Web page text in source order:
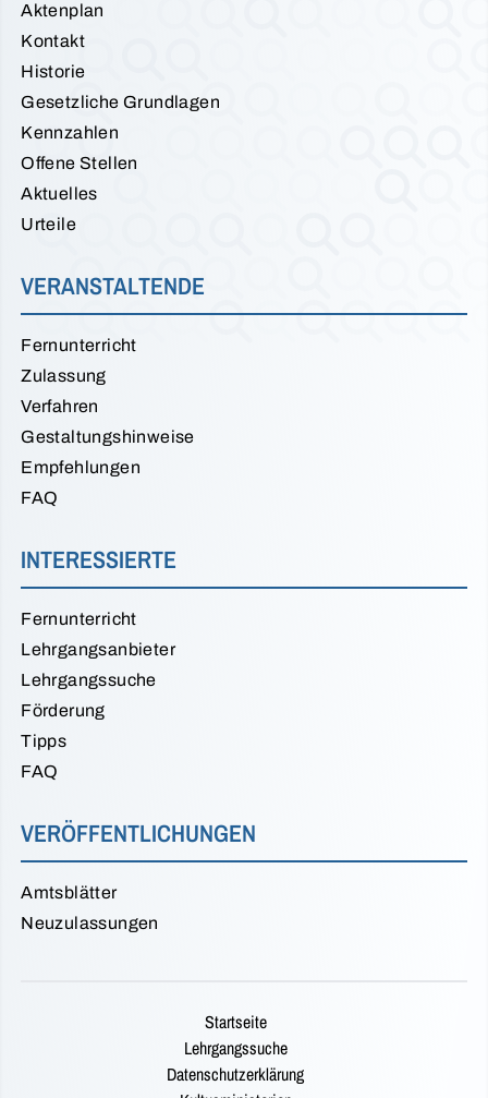
Aktenplan
Kontakt
Historie
Gesetzliche Grundlagen
Kennzahlen
Offene Stellen
Aktuelles
Urteile
VERANSTALTENDE
Fernunterricht
Zulassung
Verfahren
Gestaltungshinweise
Empfehlungen
FAQ
INTERESSIERTE
Fernunterricht
Lehrgangsanbieter
Lehrgangssuche
Förderung
Tipps
FAQ
VERÖFFENTLICHUNGEN
Amtsblätter
Neuzulassungen
Startseite
Lehrgangssuche
Datenschutzerklärung